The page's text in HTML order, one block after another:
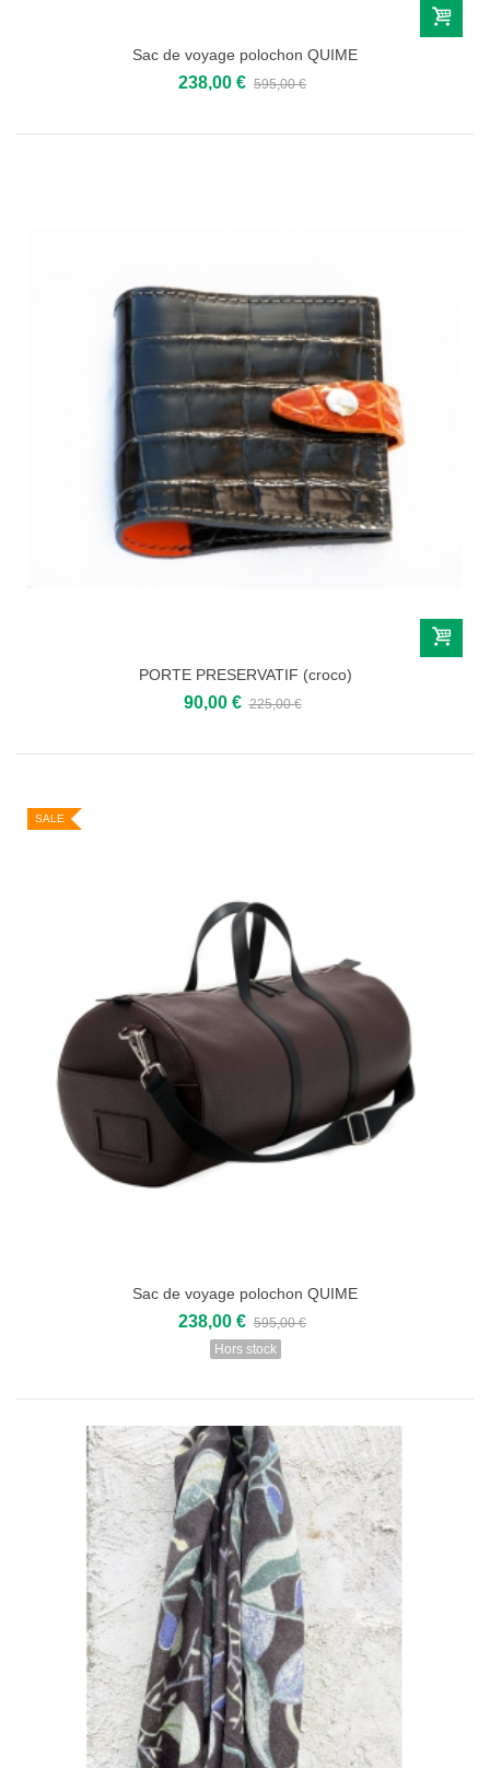
Sac de voyage polochon QUIME
238,00 € 595,00 €
PORTE PRESERVATIF (croco)
90,00 € 225,00 €
SALE
Sac de voyage polochon QUIME
238,00 € 595,00 €
Hors stock